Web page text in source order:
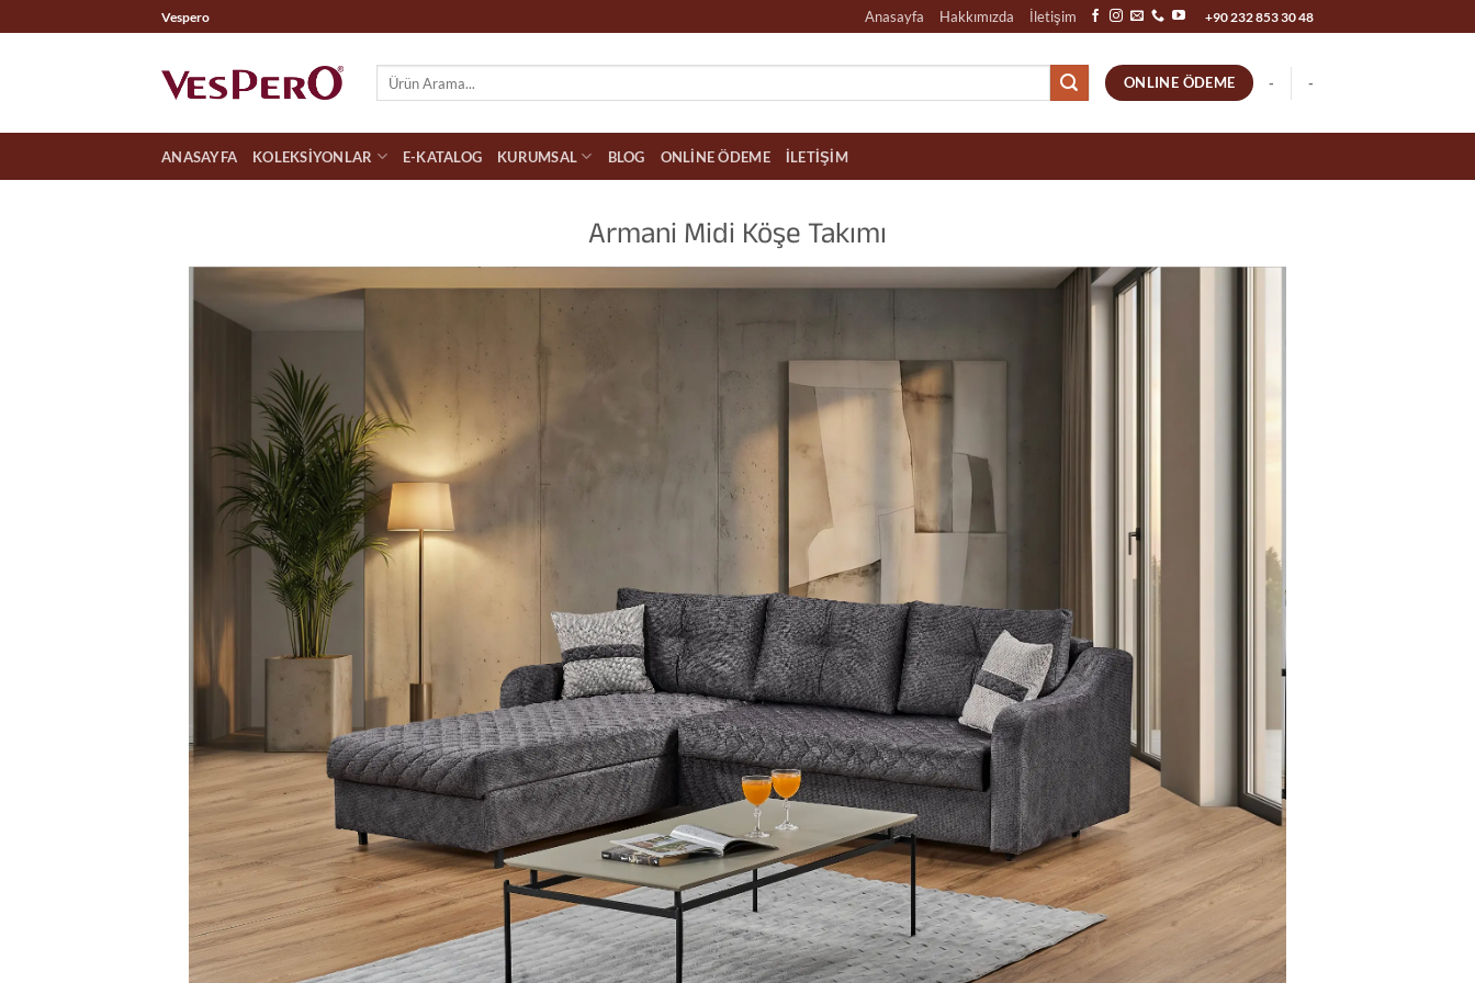
atla
Vespero Anasayfa Hakkımızda İletişim +90 232 853 30 48
ONLINE ÖDEME - -
ANASAYFA KOLEKSIYONLAR E-KATALOG KURUMSAL BLOG ONLINE ÖDEME İLETIŞIM
Armani Midi Köşe Takımı